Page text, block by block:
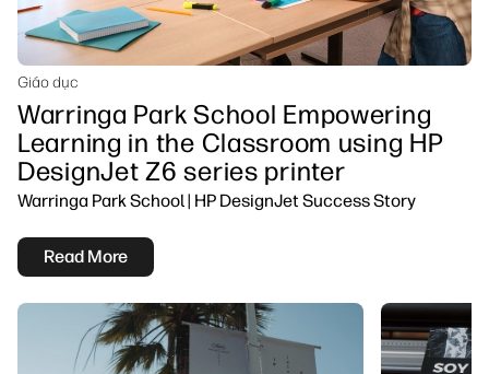
Giáo dục
Warringa Park School Empowering
Learning in the Classroom using HP
DesignJet Z6 series printer
Warringa Park School | HP DesignJet Success Story
Read More